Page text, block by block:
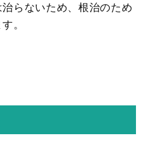
らないため、根治のため
。